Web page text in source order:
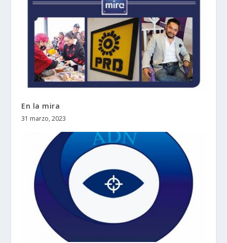
En la mira
31 marzo, 2023